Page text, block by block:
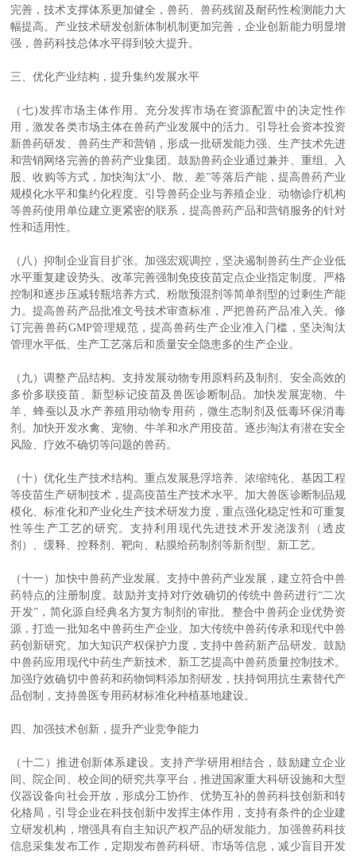
完善，技术支撑体系更加健全，兽药、兽药残留及耐药性检测能力大
幅提高。产业技术研发创新体制机制更加完善，企业创新能力明显增
强，兽药科技总体水平得到较大提升。
三、优化产业结构，提升集约发展水平
（七)发挥市场主体作用。充分发挥市场在资源配置中的决定性作
用，激发各类市场主体在兽药产业发展中的活力。引导社会资本投资
新兽药研发、兽药生产和营销，形成一批研发能力强、生产技术先进
和营销网络完善的兽药产业集团。鼓励兽药企业通过兼并、重组、入
股、收购等方式，加快淘汰“小、散、差”等落后产能，提高兽药产业
规模化水平和集约化程度。引导兽药企业与养殖企业、动物诊疗机构
等兽药使用单位建立更紧密的联系，提高兽药产品和营销服务的针对
性和适用性。
（八）抑制企业盲目扩张。加强宏观调控，坚决遏制兽药生产企业低
水平重复建设势头。改革完善强制免疫疫苗定点企业指定制度。严格
控制和逐步压减转瓶培养方式、粉散预混剂等简单剂型的过剩生产能
力。提高兽药产品批准文号技术审查标准，严把兽药产品准入关。修
订完善兽药GMP管理规范，提高兽药生产企业准入门槛，坚决淘汰
管理水平低、生产工艺落后和质量安全隐患多的生产企业。
（九）调整产品结构。支持发展动物专用原料药及制剂、安全高效的
多价多联疫苗、新型标记疫苗及兽医诊断制品。加快发展宠物、牛
羊、蜂蚕以及水产养殖用动物专用药，微生态制剂及低毒环保消毒
剂。加快开发水禽、宠物、牛羊和水产用疫苗。逐步淘汰有潜在安全
风险、疗效不确切等问题的兽药。
（十）优化生产技术结构。重点发展悬浮培养、浓缩纯化、基因工程
等疫苗生产研制技术，提高疫苗生产技术水平。加大兽医诊断制品规
模化、标准化和产业化生产技术研发力度，重点强化稳定性和可重复
性等生产工艺的研究。支持利用现代先进技术开发浇泼剂（透皮
剂）、缓释、控释剂、靶向、粘膜给药制剂等新剂型、新工艺。
（十一）加快中兽药产业发展。支持中兽药产业发展，建立符合中兽
药特点的注册制度。鼓励并支持对疗效确切的传统中兽药进行“二次
开发”，简化源自经典名方复方制剂的审批。整合中兽药企业优势资
源，打造一批知名中兽药生产企业。加大传统中兽药传承和现代中兽
药创新研究。加大知识产权保护力度，支持中兽药新产品研发。鼓励
中兽药应用现代中药生产新技术、新工艺提高中兽药质量控制技术。
加强疗效确切中兽药和药物饲料添加剂研发，扶持饲用抗生素替代产
品创制，支持兽医专用药材标准化种植基地建设。
四、加强技术创新，提升产业竞争能力
（十二）推进创新体系建设。支持产学研用相结合，鼓励建立企业
间、院企间、校企间的研究共享平台，推进国家重大科研设施和大型
仪器设备向社会开放，形成分工协作、优势互补的兽药科技创新和转
化格局，引导企业在科技创新中发挥主体作用，支持有条件的企业建
立研发机构，增强具有自主知识产权产品的研发能力。加强兽药科技
信息采集发布工作，定期发布兽药科研、市场等信息，减少盲目开发